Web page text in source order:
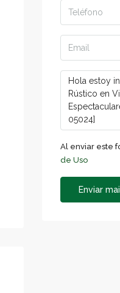
Al enviar este
de Uso
Enviar